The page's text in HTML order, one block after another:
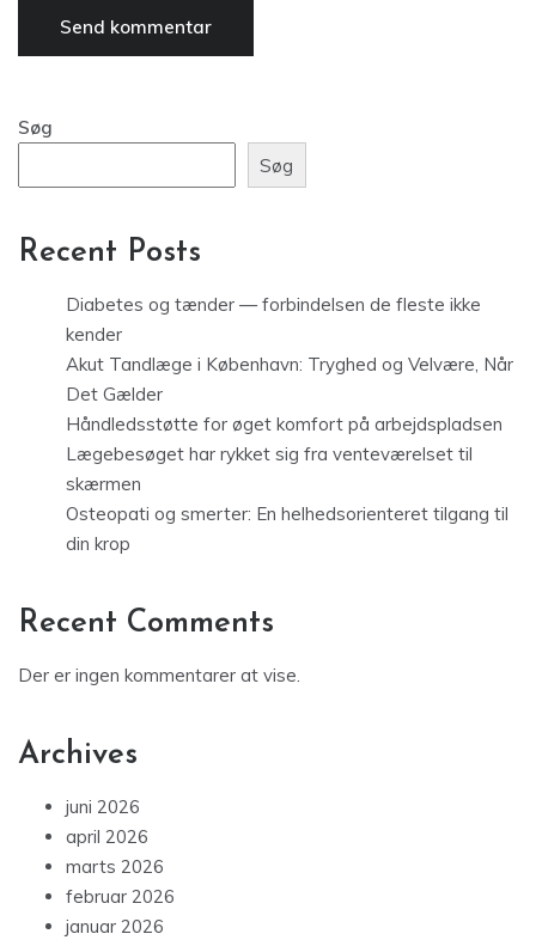
Søg
Søg
Recent Posts
Diabetes og tænder — forbindelsen de fleste ikke
kender
Akut Tandlæge i København: Tryghed og Velvære, Når
Det Gælder
Håndledsstøtte for øget komfort på arbejdspladsen
Lægebesøget har rykket sig fra venteværelset til
skærmen
Osteopati og smerter: En helhedsorienteret tilgang til
din krop
Recent Comments
Der er ingen kommentarer at vise.
Archives
juni 2026
april 2026
marts 2026
februar 2026
januar 2026